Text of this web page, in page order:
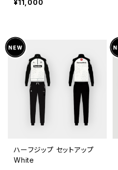
¥11,000
ハーフジップ セットアップ
White